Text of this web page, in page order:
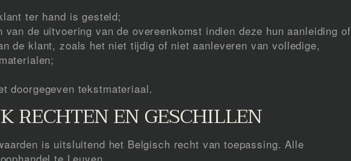
ter hand is gesteld;
de uitvoering van de overeenkomst indien deze hun aanleiding of
de klant, zoals het niet tijdig of niet aanleveren van volledige,
doorgegeven tekstmateriaal.
RECHTEN EN GESCHILLEN
is uitsluitend het Belgisch recht van toepassing. Alle